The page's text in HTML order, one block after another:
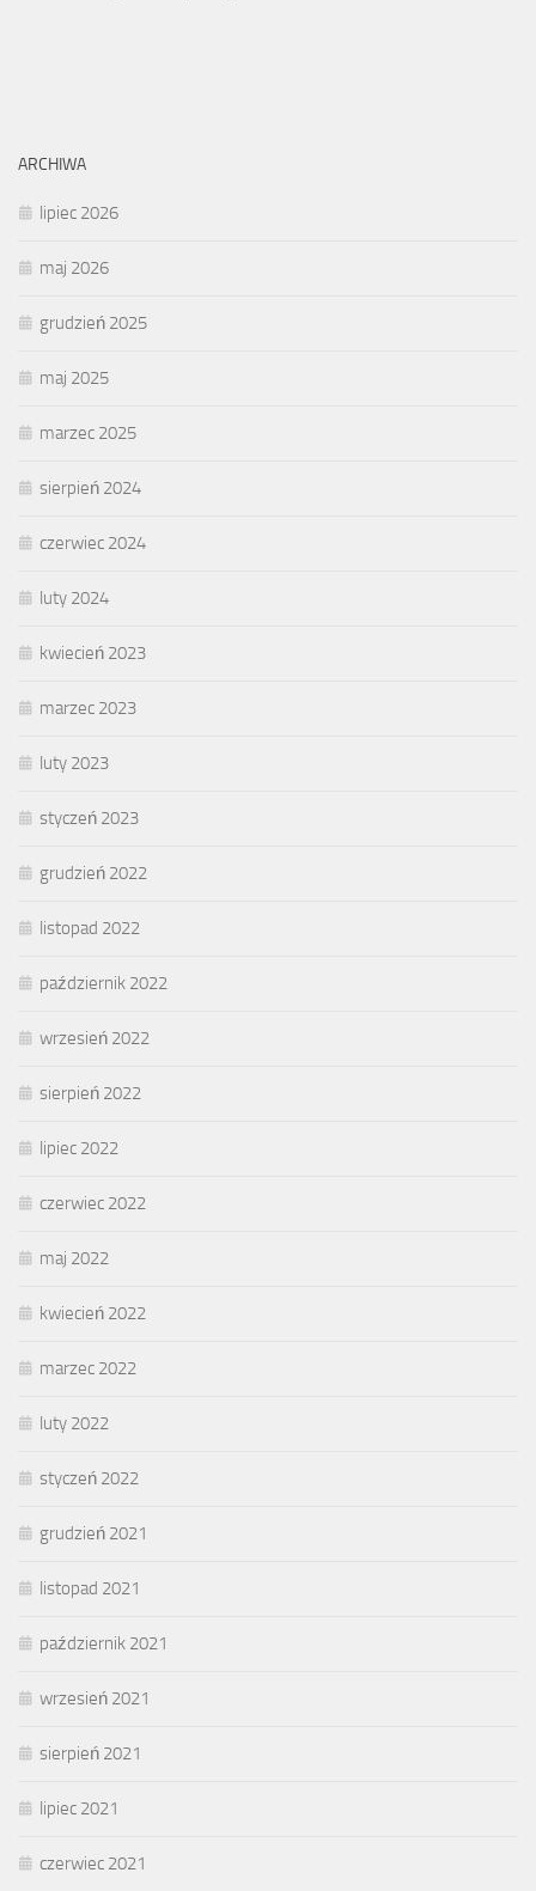
ARCHIWA
lipiec 2026
maj 2026
grudzień 2025
maj 2025
marzec 2025
sierpień 2024
czerwiec 2024
luty 2024
kwiecień 2023
marzec 2023
luty 2023
styczeń 2023
grudzień 2022
listopad 2022
październik 2022
wrzesień 2022
sierpień 2022
lipiec 2022
czerwiec 2022
maj 2022
kwiecień 2022
marzec 2022
luty 2022
styczeń 2022
grudzień 2021
listopad 2021
październik 2021
wrzesień 2021
sierpień 2021
lipiec 2021
czerwiec 2021